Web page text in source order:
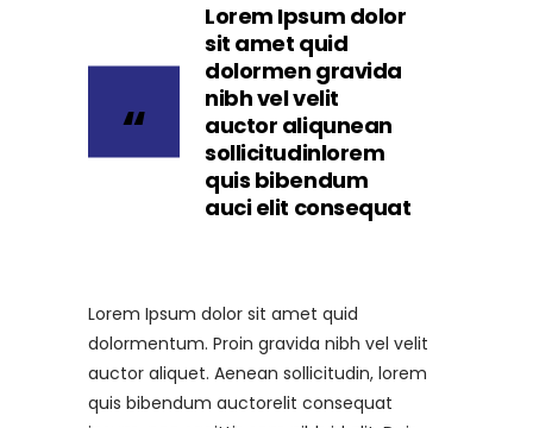
Lorem Ipsum dolor
sit amet quid
dolormen gravida
nibh vel velit
auctor aliqunean
sollicitudinlorem
quis bibendum
auci elit consequat
Lorem Ipsum dolor sit amet quid
dolormentum. Proin gravida nibh vel velit
auctor aliquet. Aenean sollicitudin, lorem
quis bibendum auctorelit consequat